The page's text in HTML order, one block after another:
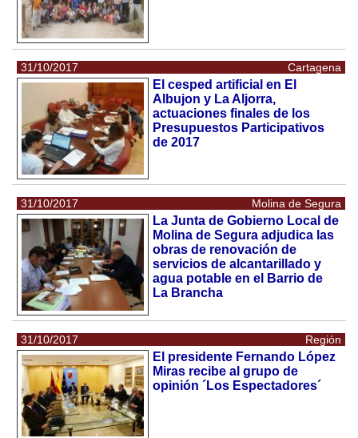
31/10/2017 Cartagena
El cesped artificial en El
Albujon y La Aljorra,
actuaciones finales de los
Presupuestos Participativos
de 2017
31/10/2017 Molina de Segura
La Junta de Gobierno Local de
Molina de Segura adjudica las
obras de renovación de
servicios de alcantarillado y
agua potable en el Barrio de
La Brancha
31/10/2017 Región
El presidente Fernando López
Miras recibe al grupo de
opinión ´Los Espectadores´